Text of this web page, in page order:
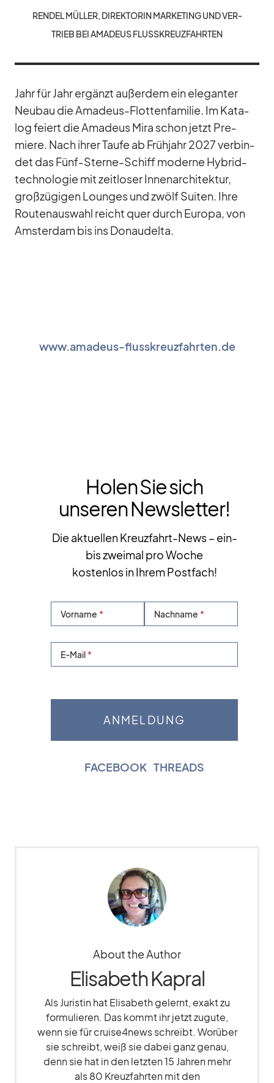
REN­DEL MÜL­LER, DI­REK­TO­RIN MAR­KE­TING UND VER­
TRIEB BEI AMA­DEUS FLUSS­KREUZ­FAHR­TEN
Jahr für Jahr er­gänzt au­ßer­dem ein ele­gan­ter
Neu­bau die Ama­deus-Flot­ten­fa­mi­lie. Im Ka­ta­
log fei­ert die Ama­deus Mira schon jetzt Pre­
miere. Nach ih­rer Taufe ab Früh­jahr 2027 ver­bin­
det das Fünf‑S­terne-Schiff mo­derne Hy­brid­
tech­no­lo­gie mit zeit­lo­ser In­nen­ar­chi­tek­tur,
groß­zü­gi­gen Loun­ges und zwölf Sui­ten. Ihre
Rou­ten­aus­wahl reicht quer durch Eu­ropa, von
Ams­ter­dam bis ins Do­nau­delta.
www.amadeus-flusskreuzfahrten.de
Holen Sie sich
unseren Newsletter!
Die aktuellen Kreuzfahrt-News – ein-
bis zweimal pro Woche
kostenlos in Ihrem Postfach!
Vorname Nachname
E-Mail
FACEBOOK THREADS
About the Author
Elisabeth Kapral
Als Juristin hat Elisabeth gelernt, exakt zu
formulieren. Das kommt ihr jetzt zugute,
wenn sie für cruise4news schreibt. Worüber
sie schreibt, weiß sie dabei ganz genau,
denn sie hat in den letzten 15 Jahren mehr
als 80 Kreuzfahrten mit den